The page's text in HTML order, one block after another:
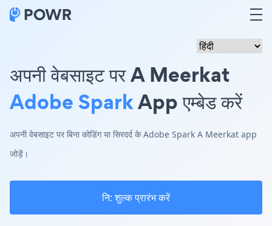
अपनी वेबसाइट पर A Meerkat
Adobe SparkApp एम्बेड करें
अपनी वेबसाइट पर बिना कोडिंग या सिरदर्द के Adobe Spark A Meerkat app
जोड़ें।
नि: शुल्क प्रारंभ करें